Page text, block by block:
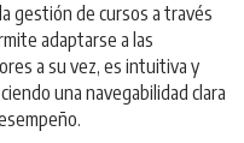
gestión de cursos a través
adaptarse a las
a su vez, es intuitiva y
una navegabilidad clara